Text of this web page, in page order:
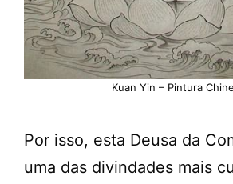
Kuan Yin – Pintura
Por isso, esta Deusa da
uma das divindades mais